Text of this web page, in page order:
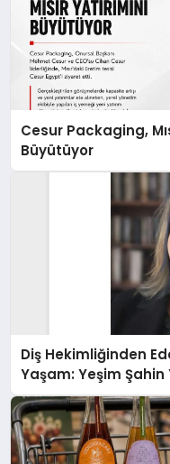
Cesur Packaging,
Büyütüyor
Diş Hekimliğinden
Yaşam: Yeşim Şahin